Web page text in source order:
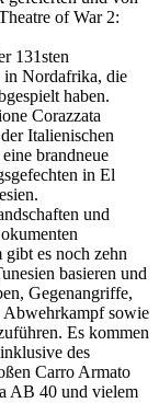
of War 2:
131sten
in Nordafrika, die
haben.
Corazzata
Italienischen
brandneue
in El
und
es noch zehn
basieren und
Gegenangriffe,
Abwehrkampf sowie
Es kommen
des
Carro Armato
AB 40 und vielem